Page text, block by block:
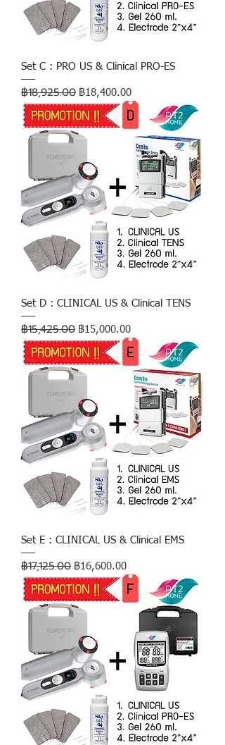
Set C : PRO US & Clinical PRO-ES
ราคาปกติ
฿18,925.00 ราคาขายลด
฿18,400.00
Set D : CLINICAL US & Clinical TENS
ราคาปกติ
฿15,425.00 ราคาขายลด
฿15,000.00
Set E : CLINICAL US & Clinical EMS
ราคาปกติ
฿17,125.00 ราคาขายลด
฿16,600.00